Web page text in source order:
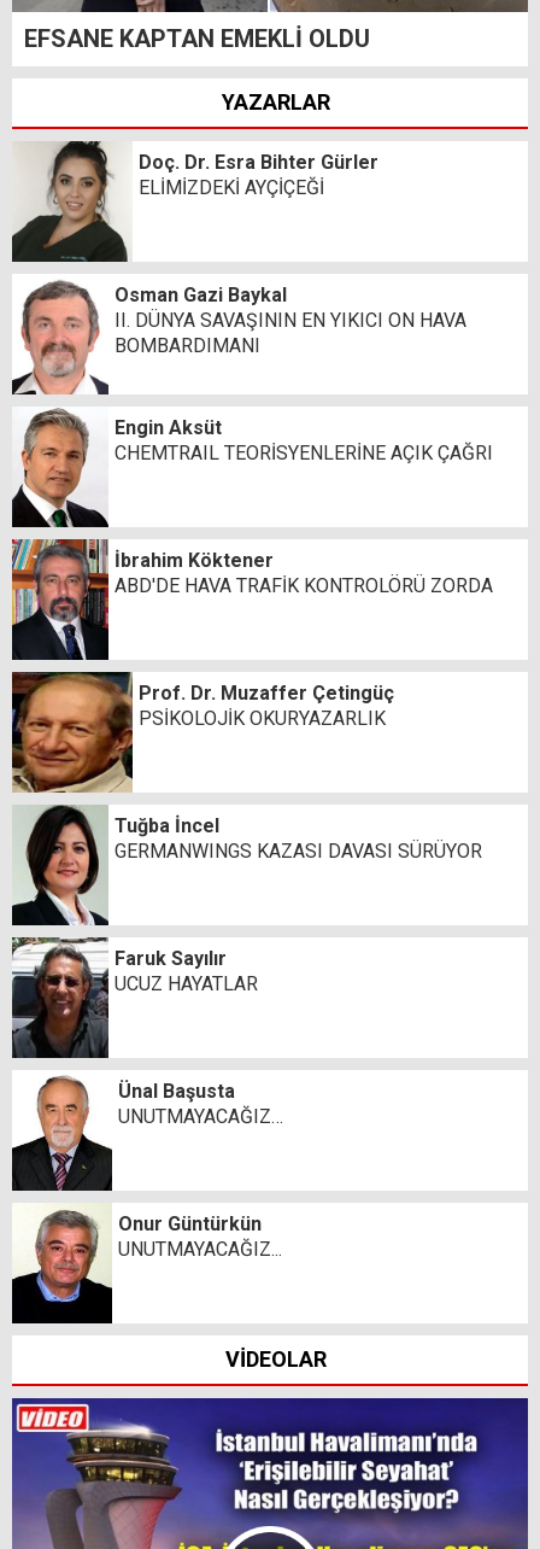
EFSANE KAPTAN EMEKLİ OLDU
YAZARLAR
Doç. Dr. Esra Bihter Gürler
ELİMİZDEKİ AYÇİÇEĞİ
Osman Gazi Baykal
II. DÜNYA SAVAŞININ EN YIKICI ON HAVA
BOMBARDIMANI
Engin Aksüt
CHEMTRAIL TEORİSYENLERİNE AÇIK ÇAĞRI
İbrahim Köktener
ABD'DE HAVA TRAFİK KONTROLÖRÜ ZORDA
Prof. Dr. Muzaffer Çetingüç
PSİKOLOJİK OKURYAZARLIK
Tuğba İncel
GERMANWINGS KAZASI DAVASI SÜRÜYOR
Faruk Sayılır
UCUZ HAYATLAR
Ünal Başusta
UNUTMAYACAĞIZ…
Onur Güntürkün
UNUTMAYACAĞIZ...
VİDEOLAR